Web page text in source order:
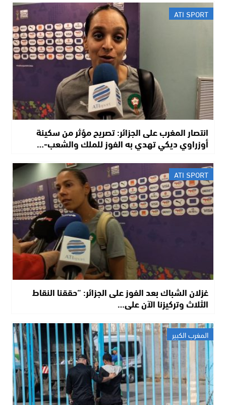
ATI SPORT
انتصار المغرب على الجزائر: تصريح مؤثر من سكينة
أوزراوي ديكي تهدي به الفوز للملك والشعب-…
ATI SPORT
غزلان الشباك بعد الفوز على الجزائر: “حققنا النقاط
الثلاث وتركيزنا الآن على…
المغرب الكبير